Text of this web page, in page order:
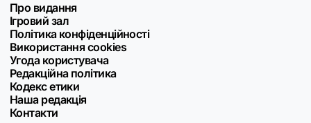
Про видання
Ігровий зал
Політика конфіденційності
Використання cookies
Угода користувача
Редакційна політика
Кодекс етики
Наша редакція
Контакти